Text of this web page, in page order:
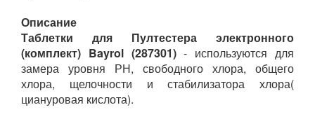
Описание
Таблетки для Пултестера электронного
(комплект) Bayrol (287301)- используются для
замера уровня РН, свободного хлора, общего
хлора, щелочности и стабилизатора хлора(
циануровая кислота).